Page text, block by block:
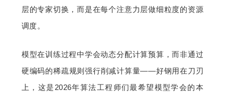
层的专家切换，而是在每个注意力层做细粒度的资源
调度。
模型在训练过程中学会动态分配计算预算，而非通过
硬编码的稀疏规则强行削减计算量——好钢用在刀刃
上，这是2026年算法工程师们最希望模型学会的本